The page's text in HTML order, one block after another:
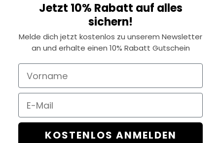
Jetzt 10% Rabatt auf alles
sichern!
Melde dich jetzt kostenlos zu unserem Newsletter
an und erhalte einen 10% Rabatt Gutschein
Vorname
Email
KOSTENLOS ANMELDEN